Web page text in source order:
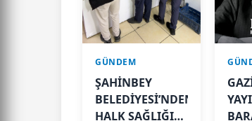
GÜNDEM
ŞAHİNBEY
BELEDİYESİ’NDEN
HALK SAĞLIĞI